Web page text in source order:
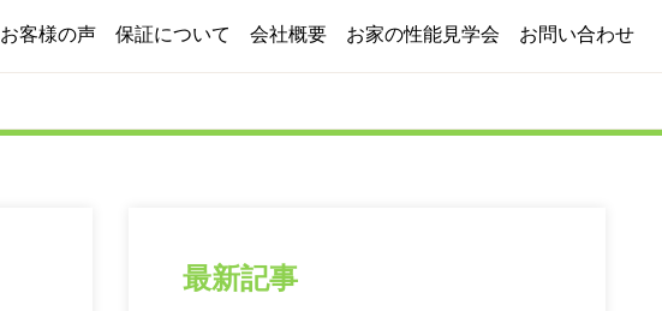
お客様の声 保証について 会社概要 お家の性能見学会 お問い合わせ
最新記事